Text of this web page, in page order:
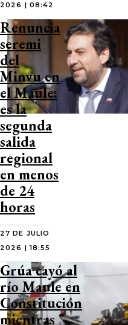
2026 | 08:42
Renuncia
seremi
del
Minvu en
el Maule:
es la
segunda
salida
regional
en menos
de 24
horas
27 DE JULIO
2026 | 18:55
Grúa cayó al
río Maule en
Constitución
mientras